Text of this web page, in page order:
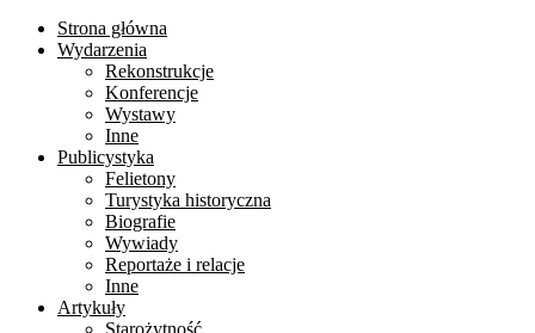
Strona główna
Wydarzenia
Rekonstrukcje
Konferencje
Wystawy
Inne
Publicystyka
Felietony
Turystyka historyczna
Biografie
Wywiady
Reportaże i relacje
Inne
Artykuły